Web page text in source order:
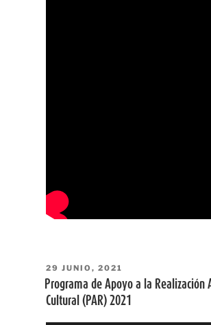
PUBLICADO
EL
29 JUNIO, 2021
Programa de Apoyo a la Realización
Cultural (PAR) 2021